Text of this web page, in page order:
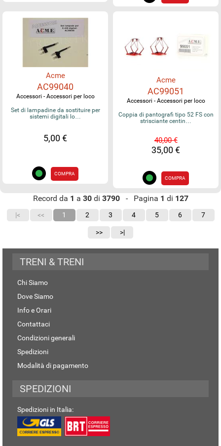
Acme
AC99040
Accessori - Accessori per loco
Set di lampadine da sostituire per
sistemi digitali lo…
5,00 €
COMPRA
Acme
AC99051
Accessori - Accessori per loco
Coppia di pantografi tipo 52 FS con
strisciante centin…
40,00 €
35,00 €
COMPRA
Record da 1 a 30di 3790- Pagina 1 di 127
|< << 1 2 3 4 5 6 7
>> >|
TRENI & TRENI
Chi Siamo
Dove Siamo
Info e Orari
Contattaci
Condizioni generali
Spedizioni
Modalità di pagamento
SPEDIZIONI
Spedizioni in Italia: